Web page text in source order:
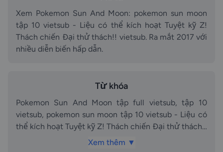
Xem Pokemon Sun And Moon: pokemon sun moon
tập 10 vietsub - Liệu có thể kích hoạt Tuyệt kỹ Z!
Thách chiến Đại thử thách!! vietsub. Ra mắt 2017 với
nhiều diễn biến hấp dẫn.
Từ khóa
Pokemon Sun And Moon tập full vietsub, tập 10
vietsub, pokemon sun moon tập 10 vietsub - Liệu có
thể kích hoạt Tuyệt kỹ Z! Thách chiến Đại thử thách!!
Xem thêm ▼